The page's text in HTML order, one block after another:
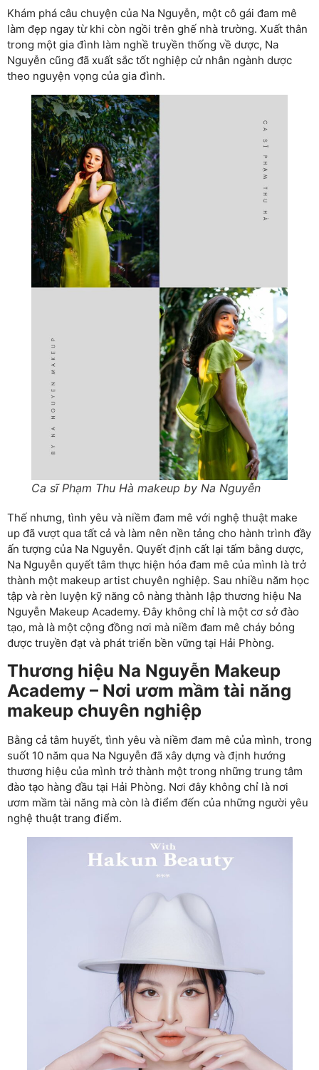
Khám phá câu chuyện của Na Nguyễn, một cô gái đam mê
làm đẹp ngay từ khi còn ngồi trên ghế nhà trường. Xuất thân
trong một gia đình làm nghề truyền thống về dược, Na
Nguyễn cũng đã xuất sắc tốt nghiệp cử nhân ngành dược
theo nguyện vọng của gia đình.
Ca sĩ Phạm Thu Hà makeup by Na Nguyễn
Thế nhưng, tình yêu và niềm đam mê với nghệ thuật make
up đã vượt qua tất cả và làm nên nền tảng cho hành trình đầy
ấn tượng của Na Nguyễn. Quyết định cất lại tấm bằng dược,
Na Nguyễn quyết tâm thực hiện hóa đam mê của mình là trở
thành một makeup artist chuyên nghiệp. Sau nhiều năm học
tập và rèn luyện kỹ năng cô nàng thành lập thương hiệu Na
Nguyễn Makeup Academy. Đây không chỉ là một cơ sở đào
tạo, mà là một cộng đồng nơi mà niềm đam mê cháy bỏng
được truyền đạt và phát triển bền vững tại Hải Phòng.
Thương hiệu Na Nguyễn Makeup
Academy – Nơi ươm mầm tài năng
makeup chuyên nghiệp
Bằng cả tâm huyết, tình yêu và niềm đam mê của mình, trong
suốt 10 năm qua Na Nguyễn đã xây dựng và định hướng
thương hiệu của mình trở thành một trong những trung tâm
đào tạo hàng đầu tại Hải Phòng. Nơi đây không chỉ là nơi
ươm mầm tài năng mà còn là điểm đến của những người yêu
nghệ thuật trang điểm.